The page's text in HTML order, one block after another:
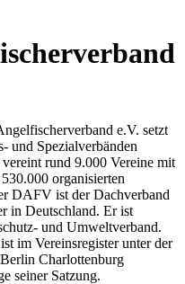
e.V. setzt
und Spezialverbänden
vereint rund 9.000 Vereine mit
organisierten
DAFV ist der Dachverband
in Deutschland. Er ist
und Umweltverband.
im Vereinsregister unter der
Charlottenburg
seiner Satzung.